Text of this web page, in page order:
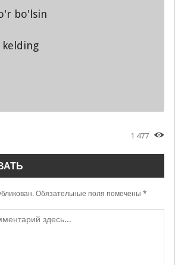
bo'lsin
kelding
1 477
Обязательные поля помечены *